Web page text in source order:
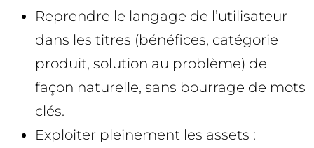
Reprendre le langage de l’utilisateur
dans les titres (bénéfices, catégorie
produit, solution au problème) de
façon naturelle, sans bourrage de mots
clés.
Exploiter pleinement les assets :